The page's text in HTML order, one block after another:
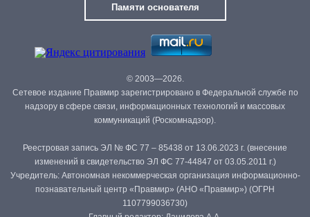
Памяти основателя
© 2003—2026.
Сетевое издание Правмир зарегистрировано в Федеральной службе по
надзору в сфере связи, информационных технологий и массовых
коммуникаций (Роскомнадзор).
Реестровая запись ЭЛ № ФС 77 – 85438 от 13.06.2023 г. (внесение
изменений в свидетельство ЭЛ ФС 77-44847 от 03.05.2011 г.)
Учредитель: Автономная некоммерческая организация информационно-
познавательный центр «Правмир» (АНО «Правмир») (ОГРН
1107799036730)